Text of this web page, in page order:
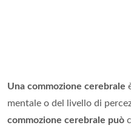
Una commozione cerebrale
mentale o del livello di
commozione cerebrale può